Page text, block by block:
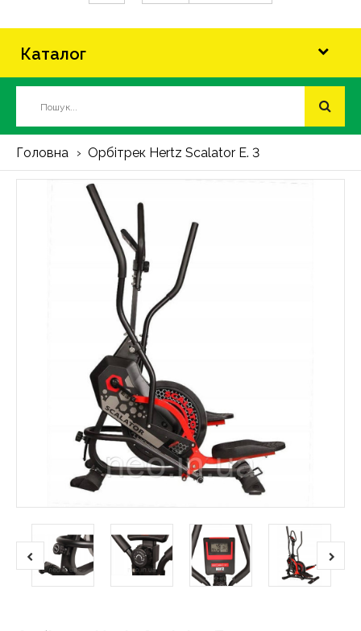
Каталог
Головна Орбітрек Hertz Scalator E. 3